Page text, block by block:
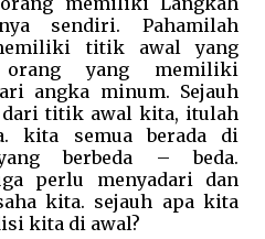
sendiri. Pahamilah
titik awal yang
orang yang memiliki
angka minum. Sejauh
titik awal kita, itulah
kita semua berada di
berbeda – beda.
perlu menyadari dan
kita. sejauh apa kita
kita di awal?